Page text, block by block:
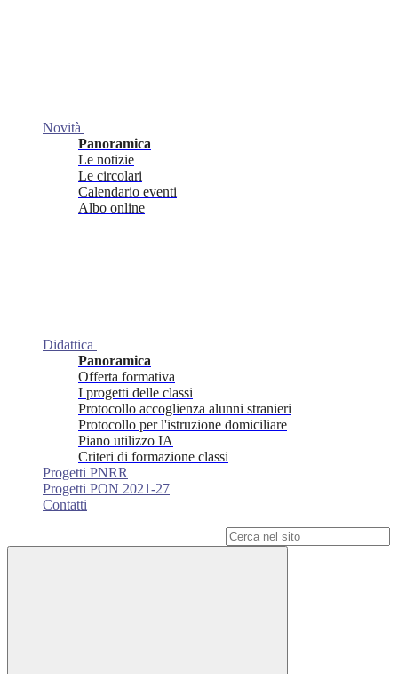
Novità
Panoramica
Le notizie
Le circolari
Calendario eventi
Albo online
Didattica
Panoramica
Offerta formativa
I progetti delle classi
Protocollo accoglienza alunni stranieri
Protocollo per l'istruzione domiciliare
Piano utilizzo IA
Criteri di formazione classi
Progetti PNRR
Progetti PON 2021-27
Contatti